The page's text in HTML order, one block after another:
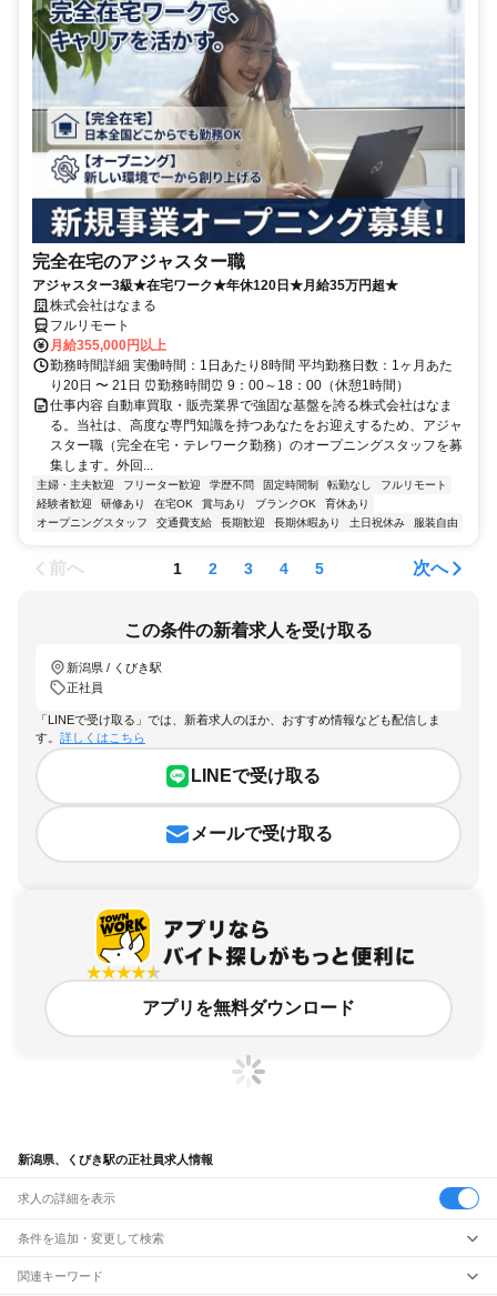
完全在宅のアジャスター職
アジャスター3級★在宅ワーク★年休120日★月給35万円超★
株式会社はなまる
フルリモート
月給355,000円以上
勤務時間詳細 実働時間：1日あたり8時間 平均勤務日数：1ヶ月あた
り20日 〜 21日 ⏰勤務時間⏰ 9：00～18：00（休憩1時間）
仕事内容 自動車買取・販売業界で強固な基盤を誇る株式会社はなま
る。当社は、高度な専門知識を持つあなたをお迎えするため、アジャ
スター職（完全在宅・テレワーク勤務）のオープニングスタッフを募
集します。外回...
主婦・主夫歓迎 フリーター歓迎 学歴不問 固定時間制 転勤なし
フルリモート
経験者歓迎
研修あり 在宅OK 賞与あり ブランクOK
育休あり
オープニングスタッフ
交通費支給 長期歓迎 長期休暇あり 土日祝休み 服装自由
前へ 1 2 3 4 5 次へ
この条件の新着求人を受け取る
新潟県 / くびき駅
正社員
「LINEで受け取る」では、新着求人のほか、おすすめ情報なども配信しま
す。 詳しくはこちら
LINEで受け取る
メールで受け取る
アプリを無料ダウンロード
新潟県、くびき駅の正社員求人情報
求人の詳細を表示
条件を追加・変更して検索
市区町村を追加・変更
関連キーワード